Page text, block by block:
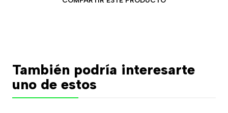
También podría interesarte
uno de estos